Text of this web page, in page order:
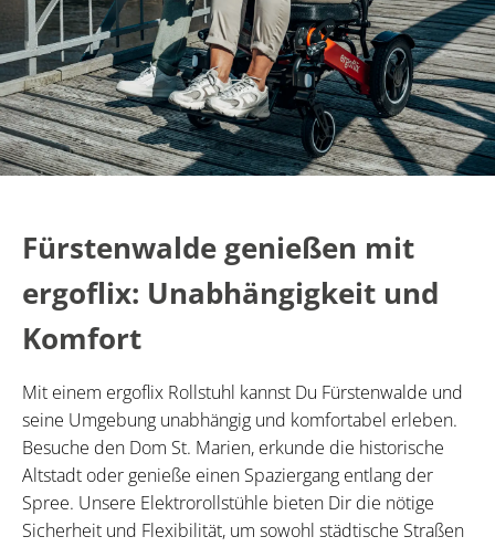
Fürstenwalde genießen mit
ergoflix: Unabhängigkeit und
Komfort
Mit einem ergoflix Rollstuhl kannst Du Fürstenwalde und
seine Umgebung unabhängig und komfortabel erleben.
Besuche den Dom St. Marien, erkunde die historische
Altstadt oder genieße einen Spaziergang entlang der
Spree. Unsere Elektrorollstühle bieten Dir die nötige
Sicherheit und Flexibilität, um sowohl städtische Straßen